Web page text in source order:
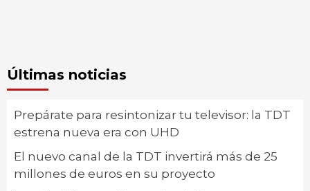
Últimas noticias
Prepárate para resintonizar tu televisor: la TDT
estrena nueva era con UHD
El nuevo canal de la TDT invertirá más de 25
millones de euros en su proyecto